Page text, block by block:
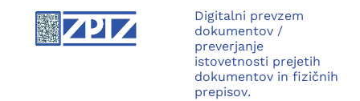
Digitalni prevzem
dokumentov /
preverjanje
istovetnosti prejetih
dokumentov in fizičnih
prepisov.